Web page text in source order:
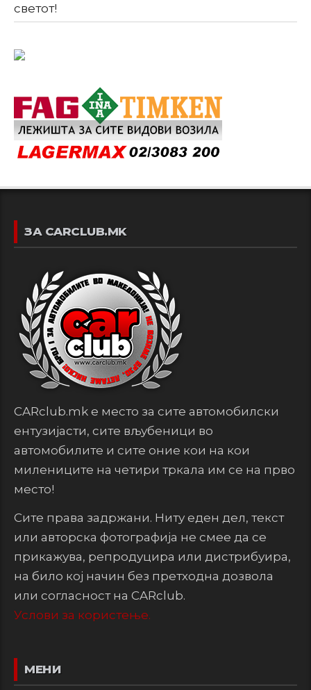
светот!
ЗА CARCLUB.MK
CARclub.mk е место за сите автомобилски
ентузијасти, сите вљубеници во
автомобилите и сите оние кои на кои
милениците на четири тркала им се на прво
место!
Сите права задржани. Ниту еден дел, текст
или авторска фотографија не смее да се
прикажува, репродуцира или дистрибуира,
на било кој начин без претходна дозвола
или согласност на CARclub.
Услови за користење.
МЕНИ